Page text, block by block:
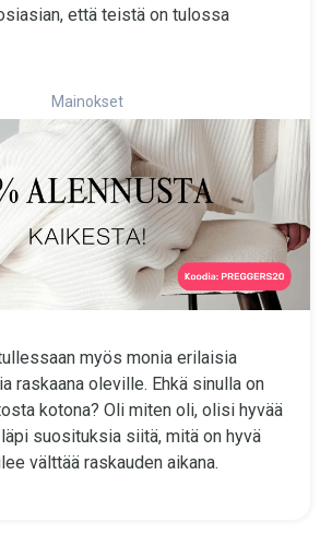
että teistä on tulossa
Mainokset
myös monia erilaisia
raskaana oleville. Ehkä sinulla on
kotona? Oli miten oli, olisi hyvää
suosituksia siitä, mitä on hyvä
välttää raskauden aikana.